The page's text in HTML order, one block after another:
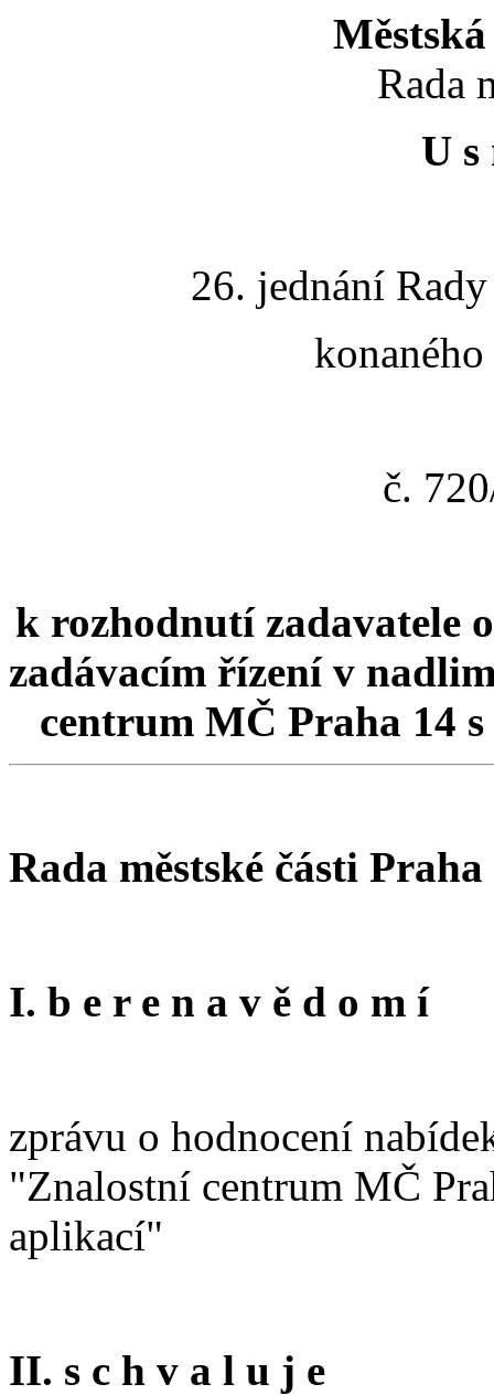
Rada
U s
26. jednání
č.
k rozhodnutí zadavatele
zadávacím řízení v
centrum MČ Praha 14
Rada městské části Praha
I. b e r e n a v ě d o m í
zprávu o hodnocení
"Znalostní centrum MČ
aplikací"
II. s c h v a l u j e